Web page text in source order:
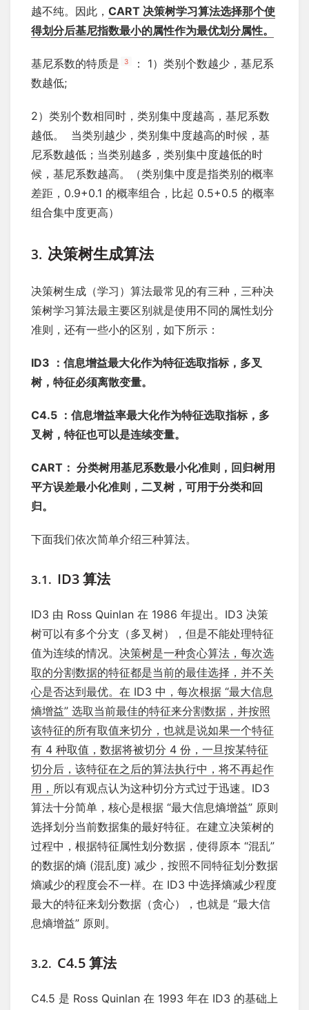
越不纯。因此， CART 决策树学习算法选择那个使
得划分后基尼指数最小的属性作为最优划分属性。
基尼系数的特质是 3
： 1）类别个数越少，基尼系
数越低;
2）类别个数相同时，类别集中度越高，基尼系数
越低。 ​ 当类别越少，类别集中度越高的时候，基
尼系数越低；当类别越多，类别集中度越低的时
候，基尼系数越高。（类别集中度是指类别的概率
差距，0.9+0.1 的概率组合，比起 0.5+0.5 的概率
组合集中度更高）
3. 决策树生成算法
决策树生成（学习）算法最常见的有三种，三种决
策树学习算法最主要区别就是使用不同的属性划分
准则，还有一些小的区别，如下所示：
ID3 ：信息增益最大化作为特征选取指标，多叉
树，特征必须离散变量。
C4.5 ：信息增益率最大化作为特征选取指标，多
叉树，特征也可以是连续变量。
CART： 分类树用基尼系数最小化准则，回归树用
平方误差最小化准则，二叉树，可用于分类和回
归。
下面我们依次简单介绍三种算法。
3.1. ID3 算法
ID3 由 Ross Quinlan 在 1986 年提出。ID3 决策
树可以有多个分支（多叉树），但是不能处理特征
值为连续的情况。 决策树是一种贪心算法，每次选
取的分割数据的特征都是当前的最佳选择，并不关
心是否达到最优。在 ID3 中，每次根据 “最大信息
熵增益” 选取当前最佳的特征来分割数据，并按照
该特征的所有取值来切分，也就是说如果一个特征
有 4 种取值，数据将被切分 4 份，一旦按某特征
切分后，该特征在之后的算法执行中，将不再起作
用， 所以有观点认为这种切分方式过于迅速。ID3
算法十分简单，核心是根据 “最大信息熵增益” 原则
选择划分当前数据集的最好特征。在建立决策树的
过程中，根据特征属性划分数据，使得原本 “混乱”
的数据的熵 (混乱度) 减少，按照不同特征划分数据
熵减少的程度会不一样。在 ID3 中选择熵减少程度
最大的特征来划分数据（贪心），也就是 “最大信
息熵增益” 原则。
3.2. C4.5 算法
C4.5 是 Ross Quinlan 在 1993 年在 ID3 的基础上